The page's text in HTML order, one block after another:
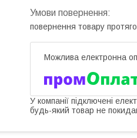
повернення товару
У компанії підключені
будь-який товар не